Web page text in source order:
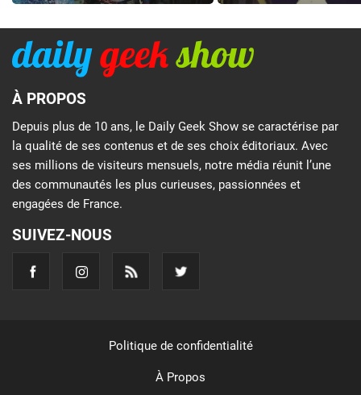
À PROPOS
Depuis plus de 10 ans, le Daily Geek Show se caractérise par
la qualité de ses contenus et de ses choix éditoriaux. Avec
ses millions de visiteurs mensuels, notre média réunit l’une
des communautés les plus curieuses, passionnées et
engagées de France.
SUIVEZ-NOUS
Politique de confidentialité
À Propos